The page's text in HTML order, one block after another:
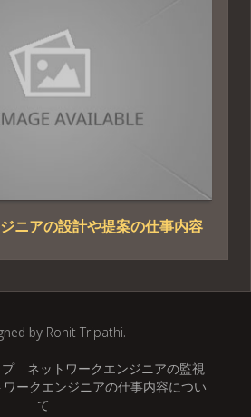
ニアの設計や提案の仕事内容
by Rohit Tripathi.
ネットワークエンジニアの監視
ワークエンジニアの仕事内容につい
て